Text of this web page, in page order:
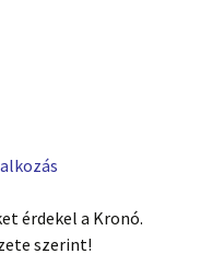
érdekel a Kronó.
szerint!